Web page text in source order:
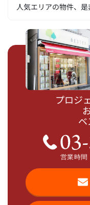
人気エリアの物件、
プロジ